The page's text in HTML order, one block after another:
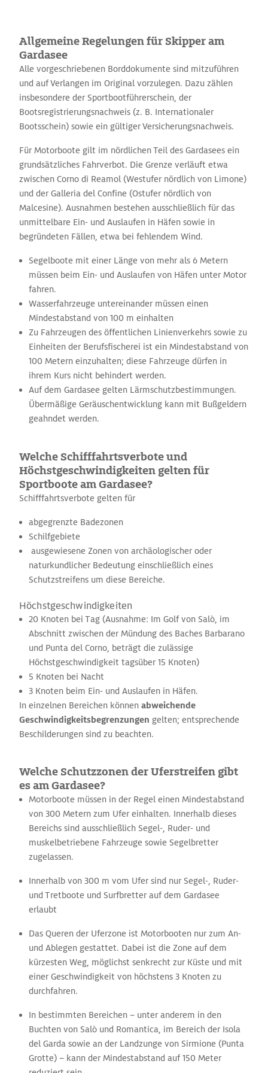
Europas.
Allgemeine Regelungen für Skipper am
Gardasee
Alle vorgeschriebenen Borddokumente sind mitzuführen
und auf Verlangen im Original vorzulegen. Dazu zählen
insbesondere der Sportbootführerschein, der
Bootsregistrierungsnachweis (z. B. Internationaler
Bootsschein) sowie ein gültiger Versicherungsnachweis.
Für Motorboote gilt im nördlichen Teil des Gardasees ein
grundsätzliches Fahrverbot. Die Grenze verläuft etwa
zwischen Corno di Reamol (Westufer nördlich von Limone)
und der Galleria del Confine (Ostufer nördlich von
Malcesine). Ausnahmen bestehen ausschließlich für das
unmittelbare Ein- und Auslaufen in Häfen sowie in
begründeten Fällen, etwa bei fehlendem Wind.
Segelboote mit einer Länge von mehr als 6 Metern
müssen beim Ein- und Auslaufen von Häfen unter Motor
fahren.
Wasserfahrzeuge untereinander müssen einen
Mindestabstand von 100 m einhalten
Zu Fahrzeugen des öffentlichen Linienverkehrs sowie zu
Einheiten der Berufsfischerei ist ein Mindestabstand von
100 Metern einzuhalten; diese Fahrzeuge dürfen in
ihrem Kurs nicht behindert werden.
Auf dem Gardasee gelten Lärmschutzbestimmungen.
Übermäßige Geräuschentwicklung kann mit Bußgeldern
geahndet werden.
Welche Schifffahrtsverbote und
Höchstgeschwindigkeiten gelten für
Sportboote am Gardasee?
Schifffahrtsverbote gelten für
abgegrenzte Badezonen
Schilfgebiete
ausgewiesene Zonen von archäologischer oder
naturkundlicher Bedeutung einschließlich eines
Schutzstreifens um diese Bereiche.
Höchstgeschwindigkeiten
20 Knoten bei Tag (Ausnahme: Im Golf von Salò, im
Abschnitt zwischen der Mündung des Baches Barbarano
und Punta del Corno, beträgt die zulässige
Höchstgeschwindigkeit tagsüber 15 Knoten)
5 Knoten bei Nacht
3 Knoten beim Ein- und Auslaufen in Häfen.
In einzelnen Bereichen können abweichende
Geschwindigkeitsbegrenzungen gelten; entsprechende
Beschilderungen sind zu beachten.
Welche Schutzzonen der Uferstreifen gibt
es am Gardasee?
Motorboote müssen in der Regel einen Mindestabstand
von 300 Metern zum Ufer einhalten. Innerhalb dieses
Bereichs sind ausschließlich Segel-, Ruder- und
muskelbetriebene Fahrzeuge sowie Segelbretter
zugelassen.
Innerhalb von 300 m vom Ufer sind nur Segel-, Ruder-
und Tretboote und Surfbretter auf dem Gardasee
erlaubt
Das Queren der Uferzone ist Motorbooten nur zum An-
und Ablegen gestattet. Dabei ist die Zone auf dem
kürzesten Weg, möglichst senkrecht zur Küste und mit
einer Geschwindigkeit von höchstens 3 Knoten zu
durchfahren.
In bestimmten Bereichen – unter anderem in den
Buchten von Salò und Romantica, im Bereich der Isola
del Garda sowie an der Landzunge von Sirmione (Punta
Grotte) – kann der Mindestabstand auf 150 Meter